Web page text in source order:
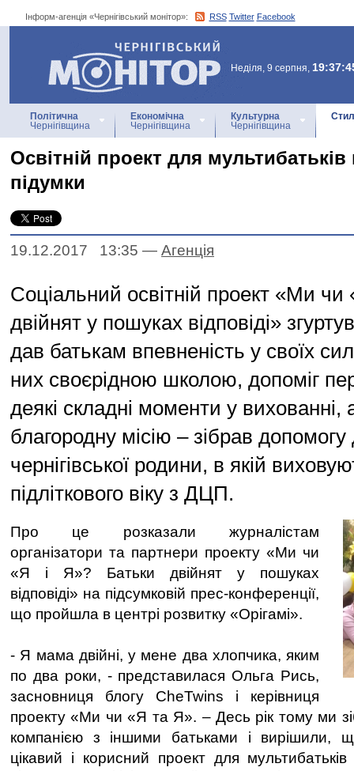
Інформ-агенція «Чернігівський монітор»: RSS Twitter Facebook
Інформ-агенція
«Чернігівський монітор»
Неділя, 9 серпня,
Політична
Чернігівщина
Економічна
Чернігівщина
Культурна
Чернігівщина
Освітній проект для мультибатьків
підумки
19.12.2017 13:35 — Агенцiя
Соціальний освітній проект «Ми
двійнят у пошуках відповіді»
дав батькам впевненість у своїх
них своєрідною школою, допоміг
деякі складні моменти у вихованні,
благородну місію – зібрав допомогу
чернігівської родини, в якій
підліткового віку з ДЦП.
Про це розказали журналістам
організатори та партнери проекту «Ми чи
«Я і Я»? Батьки двійнят у пошуках
відповіді» на підсумковій прес-конференції,
що пройшла в центрі розвитку «Орігамі».
- Я мама двійні, у мене два хлопчика, яким
по два роки, - представилася Ольга Рись,
засновниця блогу СheTwins і керівниця
проекту «Ми чи «Я та Я». – Десь рік тому ми
компанією з іншими батьками і вирішили,
цікавий і корисний проект для